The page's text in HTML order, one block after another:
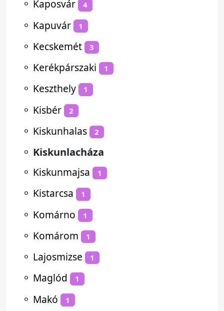
⚬ Kaposvár 4
⚬ Kapuvár 1
⚬ Kecskemét 3
⚬ Kerékpárszaki 1
⚬ Keszthely 1
⚬ Kisbér 2
⚬ Kiskunhalas 2
⚬ Kiskunlacháza
⚬ Kiskunmajsa 1
⚬ Kistarcsa 1
⚬ Komárno 1
⚬ Komárom 1
⚬ Lajosmizse 1
⚬ Maglód 1
⚬ Makó 1